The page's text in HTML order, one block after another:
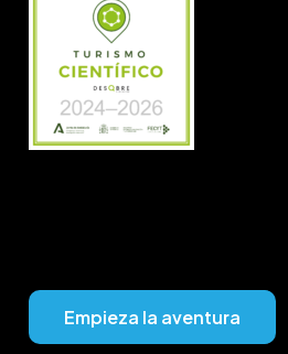
Empieza la aventura